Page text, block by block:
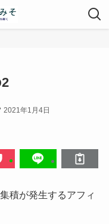
2021年1月4日
積が発生するアフィ